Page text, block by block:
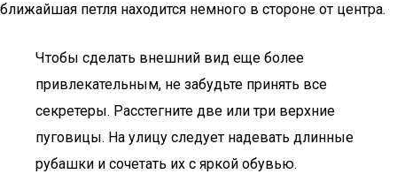
ближайшая петля находится немного в стороне от центра.
Чтобы сделать внешний вид еще более
привлекательным, не забудьте принять все
секретеры. Расстегните две или три верхние
пуговицы. На улицу следует надевать длинные
рубашки и сочетать их с яркой обувью.